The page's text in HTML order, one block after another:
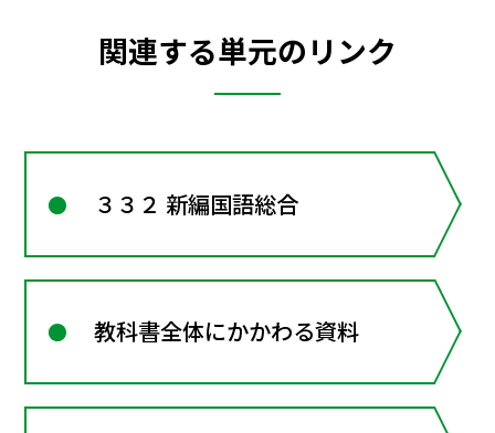
関連する単元のリンク
３３２ 新編国語総合
教科書全体にかかわる資料